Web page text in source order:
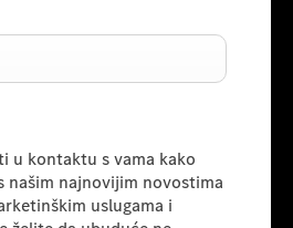
u kontaktu s vama kako
našim najnovijim novostima
uslugama i